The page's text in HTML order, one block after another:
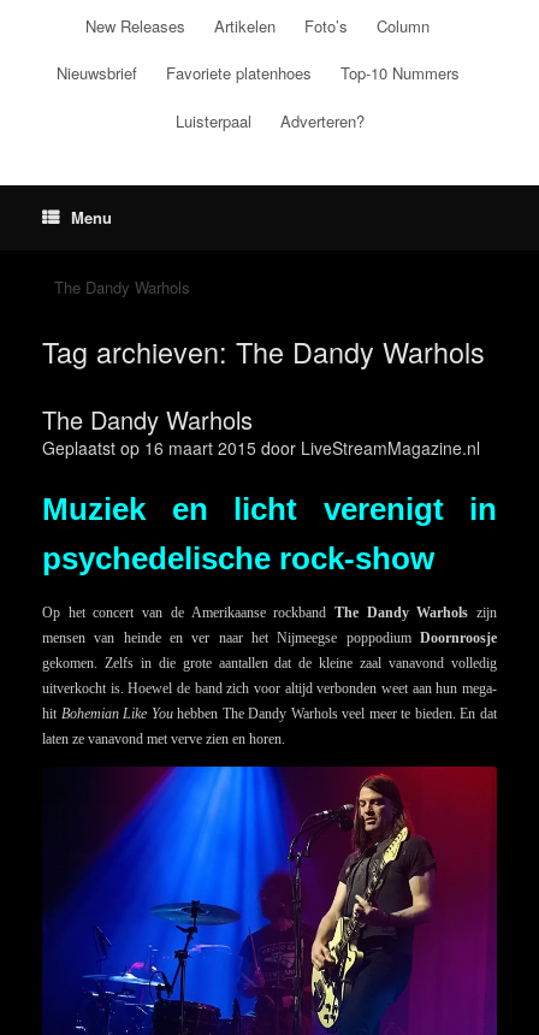
New Releases Artikelen Foto’s Column
Nieuwsbrief Favoriete platenhoes Top-10 Nummers
Luisterpaal Adverteren?
Menu
The Dandy Warhols
Tag archieven: The Dandy Warhols
The Dandy Warhols
Geplaatst op 16 maart 2015 door LiveStreamMagazine.nl
Muziek en licht verenigt in
psychedelische rock-show
Op het concert van de Amerikaanse rockband The Dandy Warhols zijn
mensen van heinde en ver naar het Nijmeegse poppodium Doornroosje
gekomen. Zelfs in die grote aantallen dat de kleine zaal vanavond volledig
uitverkocht is. Hoewel de band zich voor altijd verbonden weet aan hun mega-
hit Bohemian Like Youhebben The Dandy Warhols veel meer te bieden. En dat
laten ze vanavond met verve zien en horen.